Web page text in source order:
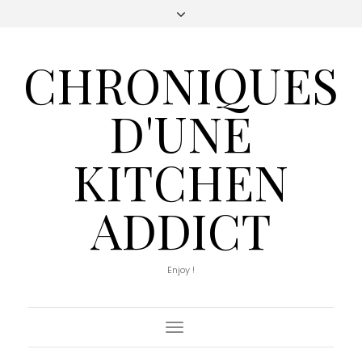
CHRONIQUES
D'UNE
KITCHEN
ADDICT
Enjoy !
Toggle
Navigation